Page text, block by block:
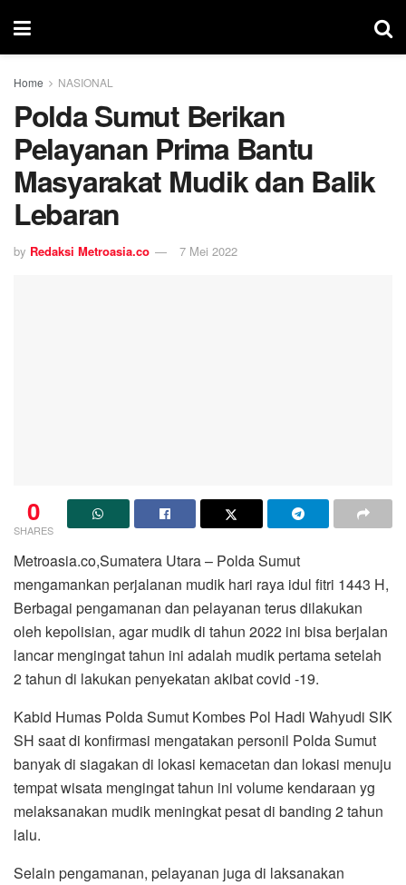
Home NASIONAL
Polda Sumut Berikan
Pelayanan Prima Bantu
Masyarakat Mudik dan Balik
Lebaran
by Redaksi Metroasia.co 7 Mei 2022
0
SHARES
Metroasia.co,Sumatera Utara – Polda Sumut
mengamankan perjalanan mudik hari raya idul fitri 1443 H,
Berbagai pengamanan dan pelayanan terus dilakukan
oleh kepolisian, agar mudik di tahun 2022 ini bisa berjalan
lancar mengingat tahun ini adalah mudik pertama setelah
2 tahun di lakukan penyekatan akibat covid -19.
Kabid Humas Polda Sumut Kombes Pol Hadi Wahyudi SIK
SH saat di konfirmasi mengatakan personil Polda Sumut
banyak di siagakan di lokasi kemacetan dan lokasi menuju
tempat wisata mengingat tahun ini volume kendaraan yg
melaksanakan mudik meningkat pesat di banding 2 tahun
lalu.
Selain pengamanan, pelayanan juga di laksanakan